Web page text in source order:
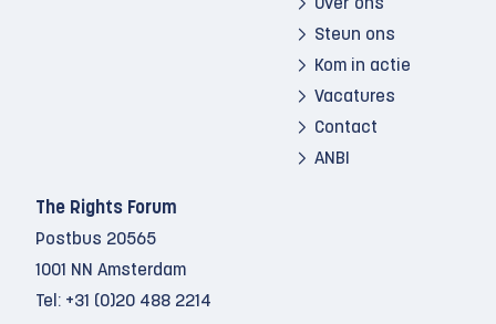
Over ons
Steun ons
Kom in actie
Vacatures
Contact
ANBI
The Rights Forum
Postbus 20565
1001 NN Amsterdam
Tel: +31 (0)20 488 2214